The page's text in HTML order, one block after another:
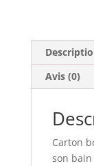
Avis (0)
Carton
son